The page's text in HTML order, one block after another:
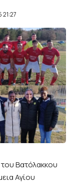
Βατόλακκου
Αγίου